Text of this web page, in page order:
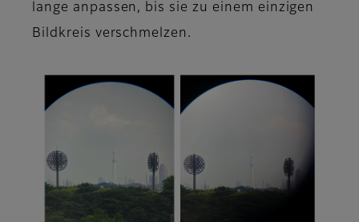
lange anpassen, bis sie zu einem einzigen
Bildkreis verschmelzen.